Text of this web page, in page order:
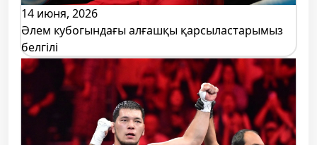
14 июня, 2026
Әлем кубогындағы алғашқы қарсыластарымыз
белгілі